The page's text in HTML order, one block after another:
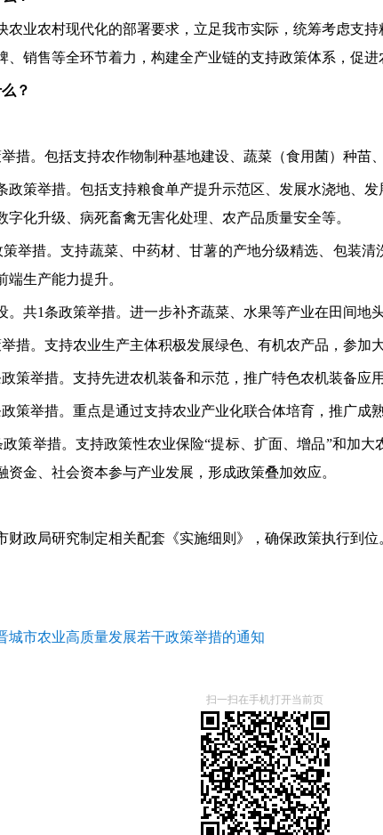
农业农村现代化的部署要求，立足我市实际，统筹考虑支
销售等全环节着力，构建全产业链的支持政策体系，促进
？
措。包括支持农作物制种基地建设、蔬菜（食用菌）种苗
政策举措。包括支持粮食单产提升示范区、发展水浇地、
化升级、病死畜禽无害化处理、农产品质量安全等。
策举措。支持蔬菜、中药材、甘薯的产地分级精选、包装
生产能力提升。
。共1条政策举措。进一步补齐蔬菜、水果等产业在田间地
措。支持农业生产主体积极发展绿色、有机农产品，参加
策举措。支持先进农机装备和示范，推广特色农机装备应用
策举措。重点是通过支持农业产业化联合体培育，推广成
政策举措。支持政策性农业保险“提标、扩面、增品”和加
金、社会资本参与产业发展，形成政策叠加效应。
财政局研究制定相关配套《实施细则》，确保政策执行到位
城市农业高质量发展若干政策举措的通知
扫一扫在手机打开当前页